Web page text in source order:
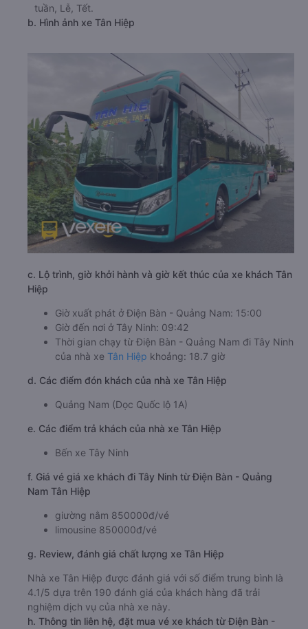
tuần, Lễ, Tết.
b. Hình ảnh xe Tân Hiệp
c. Lộ trình, giờ khởi hành và giờ kết thúc của xe khách Tân
Hiệp
Giờ xuất phát ở Điện Bàn - Quảng Nam: 15:00
Giờ đến nơi ở Tây Ninh: 09:42
Thời gian chạy từ Điện Bàn - Quảng Nam đi Tây Ninh
của nhà xe Tân Hiệp khoảng: 18.7 giờ
d. Các điểm đón khách của nhà xe Tân Hiệp
Quảng Nam (Dọc Quốc lộ 1A)
e. Các điểm trả khách của nhà xe Tân Hiệp
Bến xe Tây Ninh
f. Giá vé giá xe khách đi Tây Ninh từ Điện Bàn - Quảng
Nam Tân Hiệp
giường nằm 850000đ/vé
limousine 850000đ/vé
g. Review, đánh giá chất lượng xe Tân Hiệp
Nhà xe Tân Hiệp được đánh giá với số điểm trung bình là
4.1/5 dựa trên 190 đánh giá của khách hàng đã trải
nghiệm dịch vụ của nhà xe này.
h. Thông tin liên hệ, đặt mua vé xe khách từ Điện Bàn -